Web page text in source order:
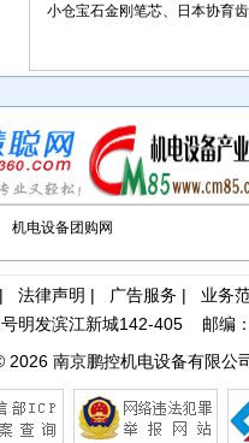
小仓宝石金刚笔芯、日本协育
机电设备团购网
| 法律声明 | 广告服务 | 业务
号明发滨江新城142-405 邮
2026 南京鹏控机电设备有限公